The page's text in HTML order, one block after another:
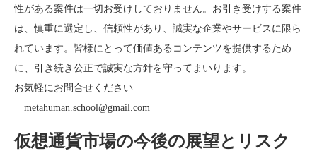
性がある案件は一切お受けしておりません。お引き受けする案件
は、慎重に選定し、信頼性があり、誠実な企業やサービスに限ら
れています。皆様にとって価値あるコンテンツを提供するため
に、引き続き公正で誠実な方針を守ってまいります。
お気軽にお問合せください
metahuman.school@gmail.com
仮想通貨市場の今後の展望とリスク